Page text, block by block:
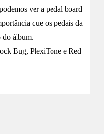
ver a pedal board
que os pedais da
do álbum.
Bug, PlexiTone e Red